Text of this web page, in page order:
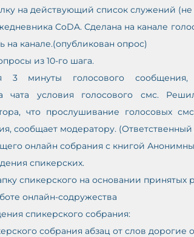
на действующий список служений
CoDA. Сделана на канале
на канале.(опубликован опрос)
из 10-го шага.
3 минуты голосового
чата условия голосового смс.
что прослушивание голосовых
сообщает модератору.
онлайн собрания с книгой
спикерских.
спикерского на основании
онлайн-содружества
спикерского собрания:
собрания абзац от слов дорогие